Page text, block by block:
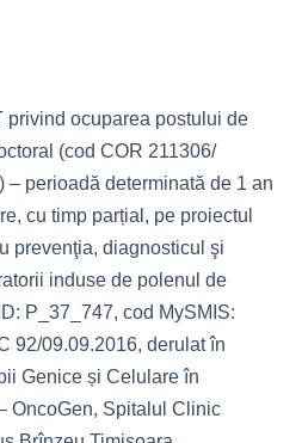
privind ocuparea postului de
(cod COR 211306/
– perioadă determinată de 1 an
cu timp parțial, pe proiectul
prevenţia, diagnosticul şi
induse de polenul de
P_37_747, cod MySMIS:
92/09.09.2016, derulat în
Genice și Celulare în
OncoGen, Spitalul Clinic